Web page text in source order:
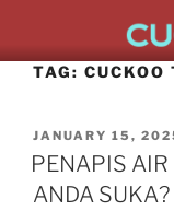
TAG: CUCKOO
JANUARY 15,
PENAPIS
ANDA SUKA?